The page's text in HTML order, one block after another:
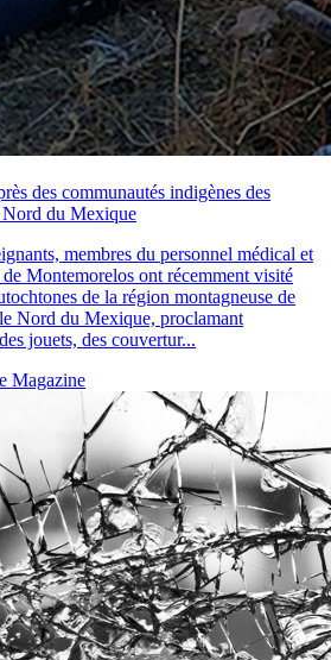
des communautés indigènes des
Nord du Mexique
membres du personnel médical et
Montemorelos ont récemment visité
de la région montagneuse de
Nord du Mexique, proclamant
jouets, des couvertur...
Magazine